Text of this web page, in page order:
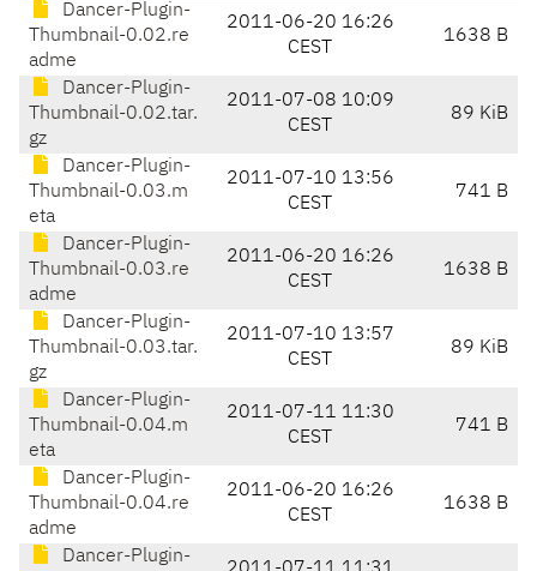
Dancer-Plugin-
Thumbnail-0.02.re
adme
2011-06-20 16:26
CEST
1638 B
Dancer-Plugin-
Thumbnail-0.02.tar.
gz
2011-07-08 10:09
CEST
89 KiB
Dancer-Plugin-
Thumbnail-0.03.m
eta
2011-07-10 13:56
CEST
741 B
Dancer-Plugin-
Thumbnail-0.03.re
adme
2011-06-20 16:26
CEST
1638 B
Dancer-Plugin-
Thumbnail-0.03.tar.
gz
2011-07-10 13:57
CEST
89 KiB
Dancer-Plugin-
Thumbnail-0.04.m
eta
2011-07-11 11:30
CEST
741 B
Dancer-Plugin-
Thumbnail-0.04.re
adme
2011-06-20 16:26
CEST
1638 B
Dancer-Plugin-